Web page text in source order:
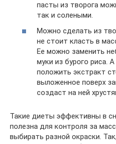
пасты из творога
так и солеными.
Можно сделать из
не стоит класть в
Ее можно заменить
муки из бурого риса.
положить экстракт
выложенное поверх
создаст на ней
Такие диеты эффективны в
полезна для контроля за
выбирать разной окраски.